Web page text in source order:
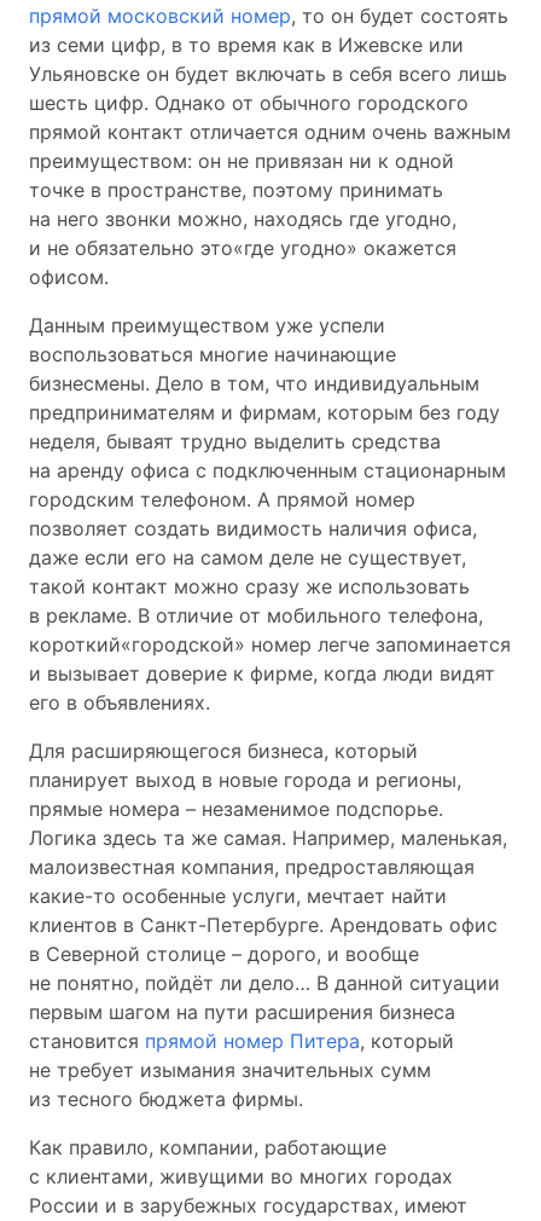
прямой московский номер, то он будет состоять
из семи цифр, в то время как в Ижевске или
Ульяновске он будет включать в себя всего лишь
шесть цифр. Однако от обычного городского
прямой контакт отличается одним очень важным
преимуществом: он не привязан ни к одной
точке в пространстве, поэтому принимать
на него звонки можно, находясь где угодно,
и не обязательно это«где угодно» окажется
офисом.
Данным преимуществом уже успели
воспользоваться многие начинающие
бизнесмены. Дело в том, что индивидуальным
предпринимателям и фирмам, которым без году
неделя, бываят трудно выделить средства
на аренду офиса с подключенным стационарным
городским телефоном. А прямой номер
позволяет создать видимость наличия офиса,
даже если его на самом деле не существует,
такой контакт можно сразу же использовать
в рекламе. В отличие от мобильного телефона,
короткий«городской» номер легче запоминается
и вызывает доверие к фирме, когда люди видят
его в объявлениях.
Для расширяющегося бизнеса, который
планирует выход в новые города и регионы,
прямые номера – незаменимое подспорье.
Логика здесь та же самая. Например, маленькая,
малоизвестная компания, предроставляющая
какие-то особенные услуги, мечтает найти
клиентов в Санкт-Петербурге. Арендовать офис
в Северной столице – дорого, и вообще
не понятно, пойдёт ли дело… В данной ситуации
первым шагом на пути расширения бизнеса
становится прямой номер Питера, который
не требует изымания значительных сумм
из тесного бюджета фирмы.
Как правило, компании, работающие
с клиентами, живущими во многих городах
России и в зарубежных государствах, имеют